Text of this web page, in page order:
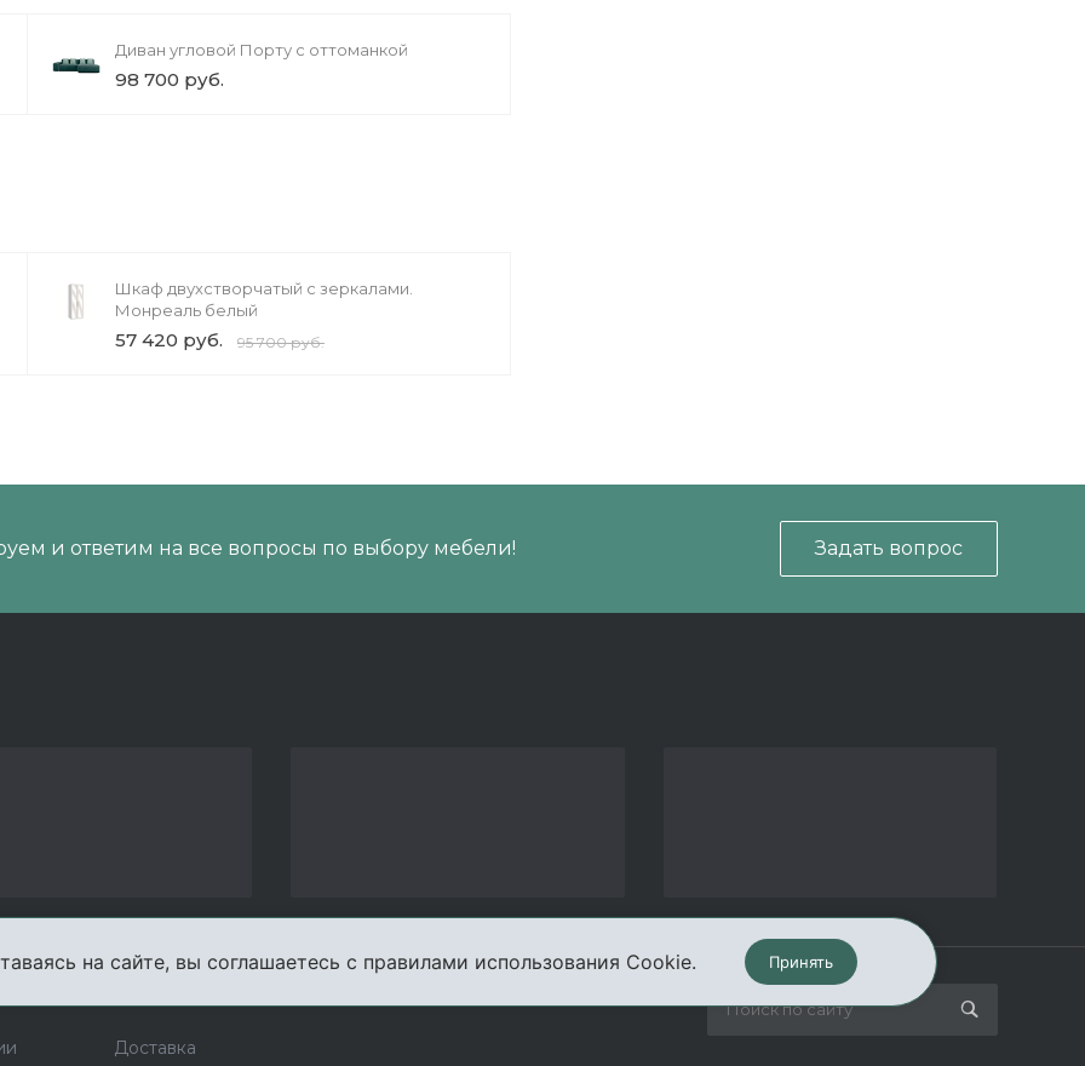
Диван угловой Порту с оттоманкой
98 700 руб.
Шкаф двухстворчатый с зеркалами.
Монреаль белый
57 420 руб. 95 700 руб.
и ответим на все вопросы по выбору мебели! Задать вопрос
Доставка
на сайте, вы соглашаетесь с правилами использования Cookie. Принять